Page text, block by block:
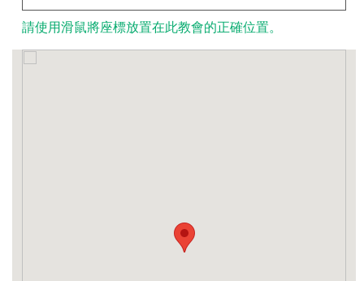
請使用滑鼠將座標放置在此教會的正確位置。